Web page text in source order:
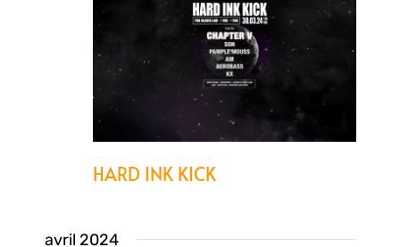
HARD INK KICK
avril 2024